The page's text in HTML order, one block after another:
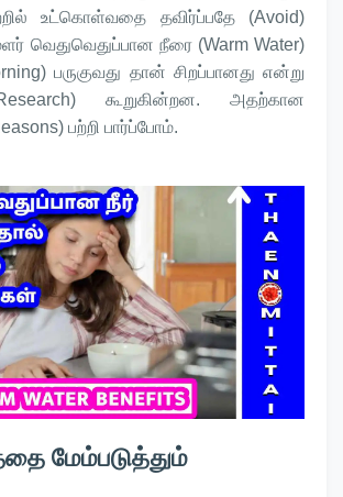
உட்கொள்வதை தவிர்ப்பதே (Avoid)
வெதுவெதுப்பான நீரை (Warm Water)
பருகுவது தான் சிறப்பானது என்று
கூறுகின்றன. அதற்கான
பற்றி பார்ப்போம்.
மேம்படுத்தும்